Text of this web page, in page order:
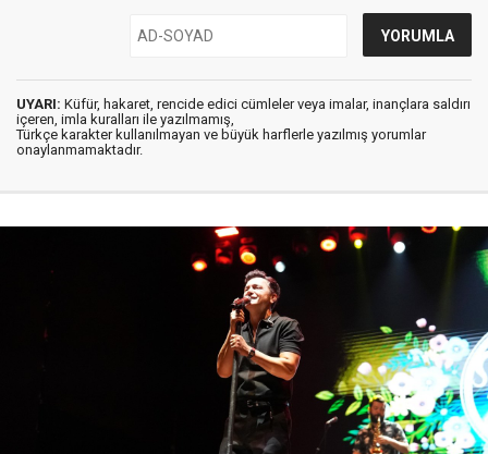
UYARI: Küfür, hakaret, rencide edici cümleler veya imalar, inançlara saldırı
içeren, imla kuralları ile yazılmamış,
Türkçe karakter kullanılmayan ve büyük harflerle yazılmış yorumlar
onaylanmamaktadır.